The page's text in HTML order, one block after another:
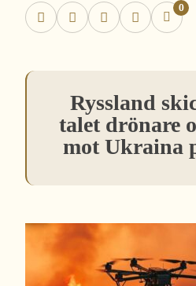
0
Ryssland
talet drönare
mot Ukraina